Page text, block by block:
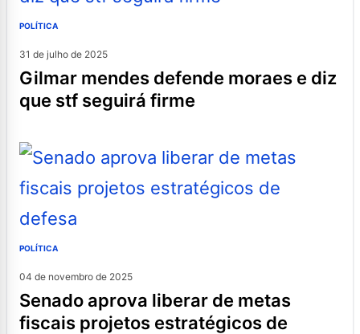
POLÍTICA
31 de julho de 2025
gilmar mendes defende moraes e diz
que stf seguirá firme
POLÍTICA
04 de novembro de 2025
senado aprova liberar de metas
fiscais projetos estratégicos de